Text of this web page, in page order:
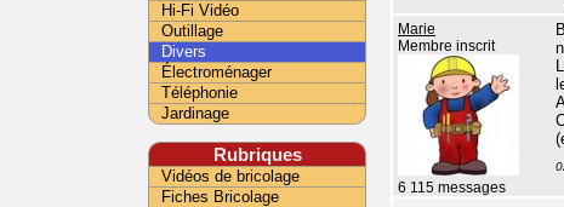
Marie
Membre inscrit
6 115 messages
Hi-Fi Vidéo
Outillage
Divers
Électroménager
Téléphonie
Jardinage
Rubriques
Vidéos de bricolage
Fiches Bricolage